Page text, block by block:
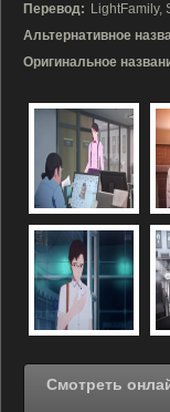
Перевод: LightFamily,
Альтернативное
Оригинальное
Смотреть онлайн Я Сяо Бай Цзян (2017) в